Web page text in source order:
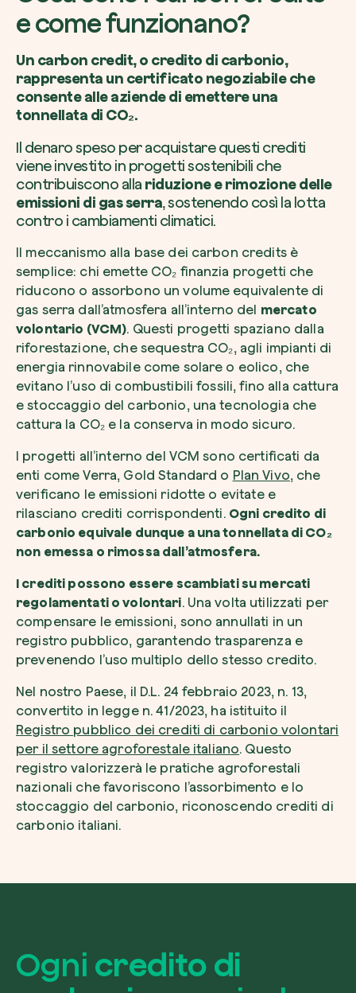
e come funzionano?
Un carbon credit, o credito di carbonio,
rappresenta un certificato negoziabile che
consente alle aziende di emettere una
tonnellata di CO₂.
Il denaro speso per acquistare questi crediti
viene investito in progetti sostenibili che
contribuiscono alla riduzione e rimozione delle
emissioni di gas serra, sostenendo così la lotta
contro i cambiamenti climatici.
Il meccanismo alla base dei carbon credits è
semplice: chi emette CO₂ finanzia progetti che
riducono o assorbono un volume equivalente di
gas serra dall’atmosfera all’interno del mercato
volontario (VCM). Questi progetti spaziano dalla
riforestazione, che sequestra CO₂, agli impianti di
energia rinnovabile come solare o eolico, che
evitano l’uso di combustibili fossili, fino alla cattura
e stoccaggio del carbonio, una tecnologia che
cattura la CO₂ e la conserva in modo sicuro.
I progetti all’interno del VCM sono certificati da
enti come Verra, Gold Standard o Plan Vivo, che
verificano le emissioni ridotte o evitate e
rilasciano crediti corrispondenti. Ogni credito di
carbonio equivale dunque a una tonnellata di CO₂
non emessa o rimossa dall’atmosfera.
I crediti possono essere scambiati su mercati
regolamentati o volontari. Una volta utilizzati per
compensare le emissioni, sono annullati in un
registro pubblico, garantendo trasparenza e
prevenendo l’uso multiplo dello stesso credito.
Nel nostro Paese, il D.L. 24 febbraio 2023, n. 13,
convertito in legge n. 41/2023, ha istituito il
Registro pubblico dei crediti di carbonio volontari
per il settore agroforestale italiano. Questo
registro valorizzerà le pratiche agroforestali
nazionali che favoriscono l’assorbimento e lo
stoccaggio del carbonio, riconoscendo crediti di
carbonio italiani.
Ogni credito di